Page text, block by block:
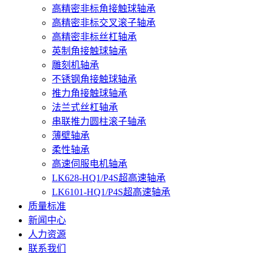
高精密非标角接触球轴承
高精密非标交叉滚子轴承
高精密非标丝杠轴承
英制角接触球轴承
雕刻机轴承
不锈钢角接触球轴承
推力角接触球轴承
法兰式丝杠轴承
串联推力圆柱滚子轴承
薄壁轴承
柔性轴承
高速伺服电机轴承
LK628-HQ1/P4S超高速轴承
LK6101-HQ1/P4S超高速轴承
质量标准
新闻中心
人力资源
联系我们